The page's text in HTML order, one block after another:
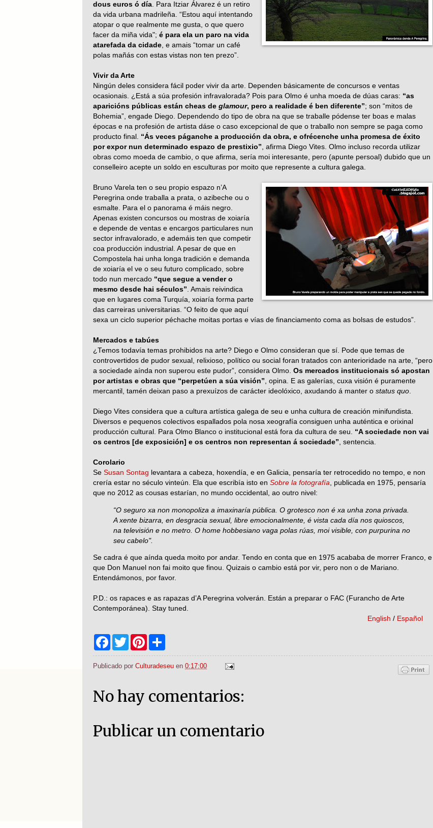
dous euros ó día. Para Itziar Álvarez é un retiro
da vida urbana madrileña. “Estou aquí intentando
atopar o que realmente me gusta, o que quero
facer da miña vida"; é para ela un paro na vida
atarefada da cidade, e amais “tomar un café
polas mañás con estas vistas non ten prezo”.
Vivir da Arte
Ningún deles considera fácil poder vivir da arte. Dependen básicamente de concursos e ventas
ocasionais. ¿Está a súa profesión infravalorada? Pois para Olmo é unha moeda de dúas caras: “as
aparicións públicas están cheas de glamour, pero a realidade é ben diferente”; son “mitos de
Bohemia”, engade Diego. Dependendo do tipo de obra na que se traballe pódense ter boas e malas
épocas e na profesión de artista dáse o caso excepcional de que o traballo non sempre se paga como
producto final. “Ás veces páganche a producción da obra, e ofrécenche unha promesa de éxito
por expor nun determinado espazo de prestixio”, afirma Diego Vites. Olmo incluso recorda utilizar
obras como moeda de cambio, o que afirma, sería moi interesante, pero (apunte persoal) dubido que un
conselleiro acepte un soldo en esculturas por moito que represente a cultura galega.
Bruno Varela ten o seu propio espazo n’A
Peregrina onde traballa a prata, o azibeche ou o
esmalte. Para el o panorama é máis negro.
Apenas existen concursos ou mostras de xoiaría
e depende de ventas e encargos particulares nun
sector infravalorado, e ademáis ten que competir
coa producción industrial. A pesar de que en
Compostela hai unha longa tradición e demanda
de xoiaría el ve o seu futuro complicado, sobre
todo nun mercado “que segue a vender o
mesmo desde hai séculos”. Amais reivindica
que en lugares coma Turquía, xoiaría forma parte
das carreiras universitarias. “O feito de que aquí
sexa un ciclo superior péchache moitas portas e vías de financiamento coma as bolsas de estudos”.
Mercados e tabúes
¿Temos todavía temas prohibidos na arte? Diego e Olmo consideran que sí. Pode que temas de
controvertidos de pudor sexual, relixioso, político ou social foran tratados con anterioridade na arte, “pero
a sociedade aínda non superou este pudor”, considera Olmo. Os mercados institucionais só apostan
por artistas e obras que “perpetúen a súa visión”, opina. E as galerías, cuxa visión é puramente
mercantil, tamén deixan paso a prexuízos de carácter ideolóxico, axudando á manter o status quo.
Diego Vites considera que a cultura artística galega de seu e unha cultura de creación minifundista.
Diversos e pequenos colectivos espallados pola nosa xeografía consiguen unha auténtica e orixinal
producción cultural. Para Olmo Blanco o institucional está fora da cultura de seu. “A sociedade non vai
os centros [de exposición] e os centros non representan á sociedade”, sentencia.
Corolario
Se Susan Sontag levantara a cabeza, hoxendía, e en Galicia, pensaría ter retrocedido no tempo, e non
crería estar no século vinteún. Ela que escribía isto en Sobre la fotografía, publicada en 1975, pensaría
que no 2012 as cousas estarían, no mundo occidental, ao outro nivel:
“O seguro xa non monopoliza a imaxinaría pública. O grotesco non é xa unha zona privada.
A xente bizarra, en desgracia sexual, libre emocionalmente, é vista cada día nos quioscos,
na televisión e no metro. O home hobbesiano vaga polas rúas, moi visible, con purpurina no
seu cabelo".
Se cadra é que aínda queda moito por andar. Tendo en conta que en 1975 acababa de morrer Franco, e
que Don Manuel non fai moito que finou. Quizais o cambio está por vir, pero non o de Mariano.
Entendámonos, por favor.
P.D.: os rapaces e as rapazas d’A Peregrina volverán. Están a preparar o FAC (Furancho de Arte
Contemporánea). Stay tuned.
English / Español
F
c
b
k
T
w
i
t
P
n
e
s
a
e
Publicado por Culturadeseu en 0:17:00
No hay comentarios:
Publicar un comentario